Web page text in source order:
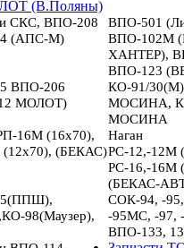
(В.Поляны)
СКС, ВПО-208
ВПО-501
(АПС-М)
ВПО-102М
ХАНТЕР),
ВПО-123
ВПО-206
МОЛОТ)
КО-91/
МОСИНА,
МОСИНА
16М (16х70),
(БЕКАС)
Наган
РС-12,-12М
РС-16,-16М
(БЕКАС-
98(Маузер),
СОК-94, -
-95МС, -97, -
ВПО-133,